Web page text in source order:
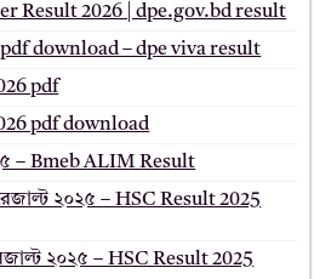
Result 2026 | dpe.gov.bd result
download – dpe viva result
pdf
pdf download
– Bmeb ALIM Result
২০২৫ – HSC Result 2025
২০২৫ – HSC Result 2025